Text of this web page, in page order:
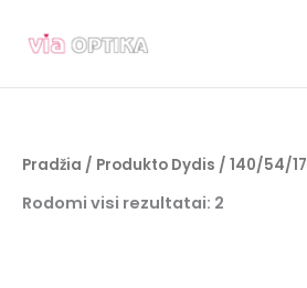
prie
Pradžia / Produkto Dydis / 140/54/17
Rodomi visi rezultatai: 2